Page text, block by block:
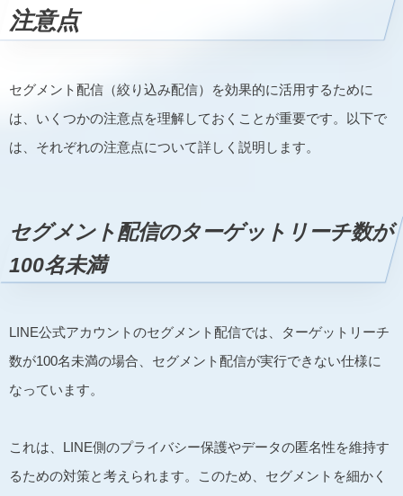
注意点
セグメント配信（絞り込み配信）を効果的に活用するために
は、いくつかの注意点を理解しておくことが重要です。以下で
は、それぞれの注意点について詳しく説明します。
セグメント配信のターゲットリーチ数が
100名未満
LINE公式アカウントのセグメント配信では、ターゲットリーチ
数が100名未満の場合、セグメント配信が実行できない仕様に
なっています。
これは、LINE側のプライバシー保護やデータの匿名性を維持す
るための対策と考えられます。このため、セグメントを細かく